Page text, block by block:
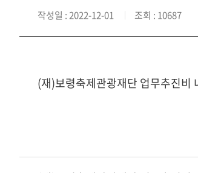
작성일 : 2022-12-01 조회 : 10687
(재)보령축제관광재단 업무추진비